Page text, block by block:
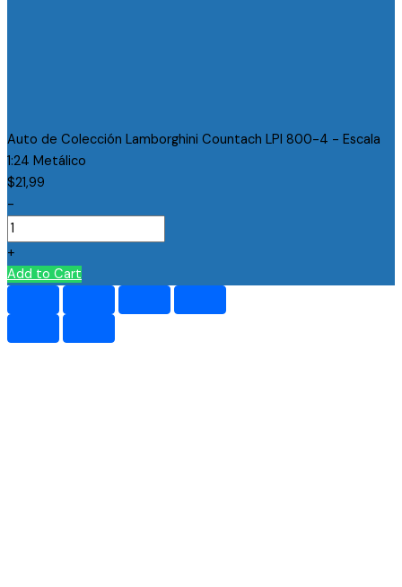
Auto de Colección Lamborghini Countach LPI 800-4 - Escala
1:24 Metálico
$21,99
-
+
Add to Cart